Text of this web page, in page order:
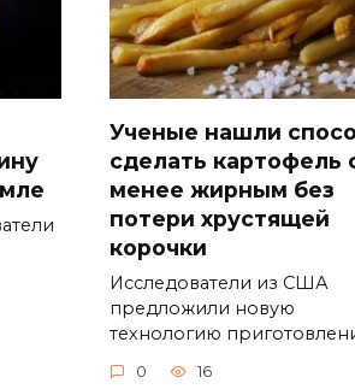
Ученые нашли
сделать картофель
менее жирным без
потери хрустящей
корочки
Исследователи из США
предложили новую
технологию
0 16